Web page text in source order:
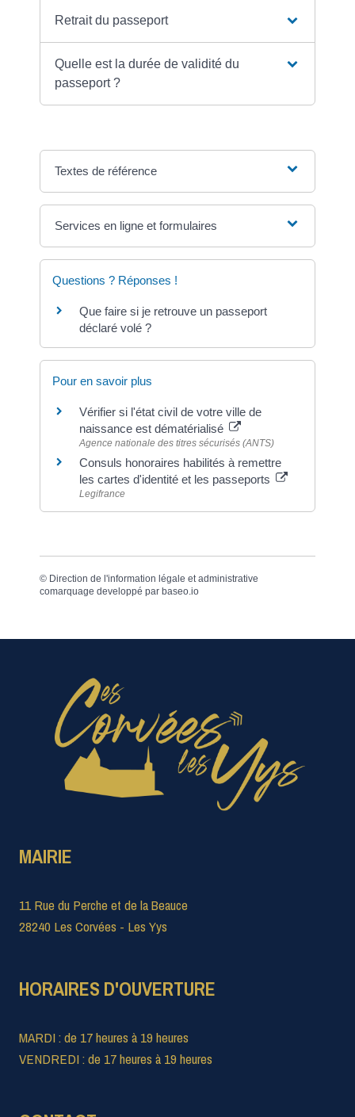
Retrait du passeport
Quelle est la durée de validité du
passeport ?
Textes de référence
Services en ligne et formulaires
Questions ? Réponses !
Que faire si je retrouve un passeport
déclaré volé ?
Pour en savoir plus
Vérifier si l'état civil de votre ville de
naissance est dématérialisé
Agence nationale des titres sécurisés (ANTS)
Consuls honoraires habilités à remettre
les cartes d'identité et les passeports
Legifrance
© Direction de l'information légale et administrative
comarquage developpé par baseo.io
MAIRIE
11 Rue du Perche et de la Beauce
28240 Les Corvées - Les Yys
HORAIRES D'OUVERTURE
MARDI : de 17 heures à 19 heures
VENDREDI : de 17 heures à 19 heures